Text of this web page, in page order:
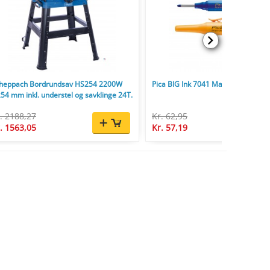
Bordrundsav HS254 2200W
mm inkl. understel og savklinge 24T.
2188,27
1563,05
Pica BIG Ink 7041 Markeringsstift
Kr. 62,95
Kr. 57,19